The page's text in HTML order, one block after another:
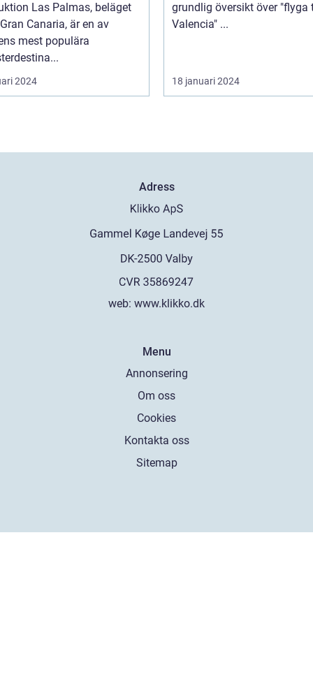
Las Palmas, beläget
Canaria, är en av
mest populära
2024
grundlig översikt över "flyga
Valencia" ...
18 januari 2024
Adress
web: www.klikko.dk
Menu
Annonsering
Om oss
Cookies
Kontakta oss
Sitemap